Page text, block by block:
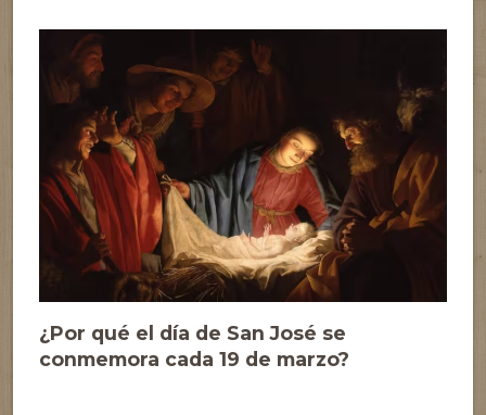
¿Por qué el día de San José se
conmemora cada 19 de marzo?